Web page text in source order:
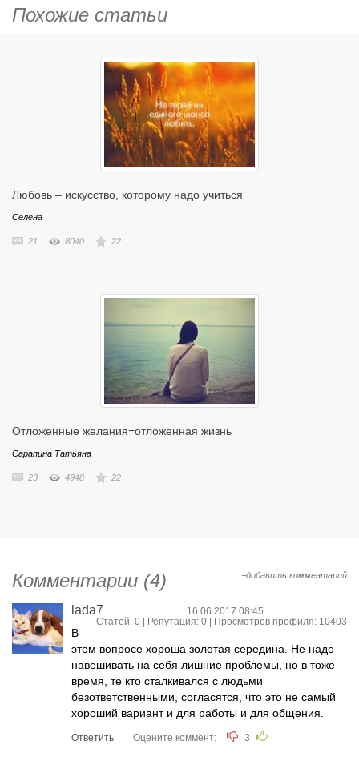
Похожие статьи
Любовь – искусство, которому надо учиться
Селена
21 8040 22
Отложенные желания=отложенная жизнь
Сарапина Татьяна
23 4948 22
Комментарии (4) +добавить комментарий
lada7
16.06.2017 08:45
Статей: 0 | Репутация: 0 | Просмотров профиля: 10403
В
этом вопросе хороша золотая середина. Не надо
навешивать на себя лишние проблемы, но в тоже
время, те кто сталкивался с людьми
безответственными, согласятся, что это не самый
хороший вариант и для работы и для общения.
Ответить Оцените коммент: 3